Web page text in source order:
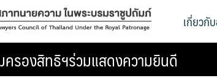
เกี่ยวกั
รองสิทธิฯร่วมแสดงความยินดี